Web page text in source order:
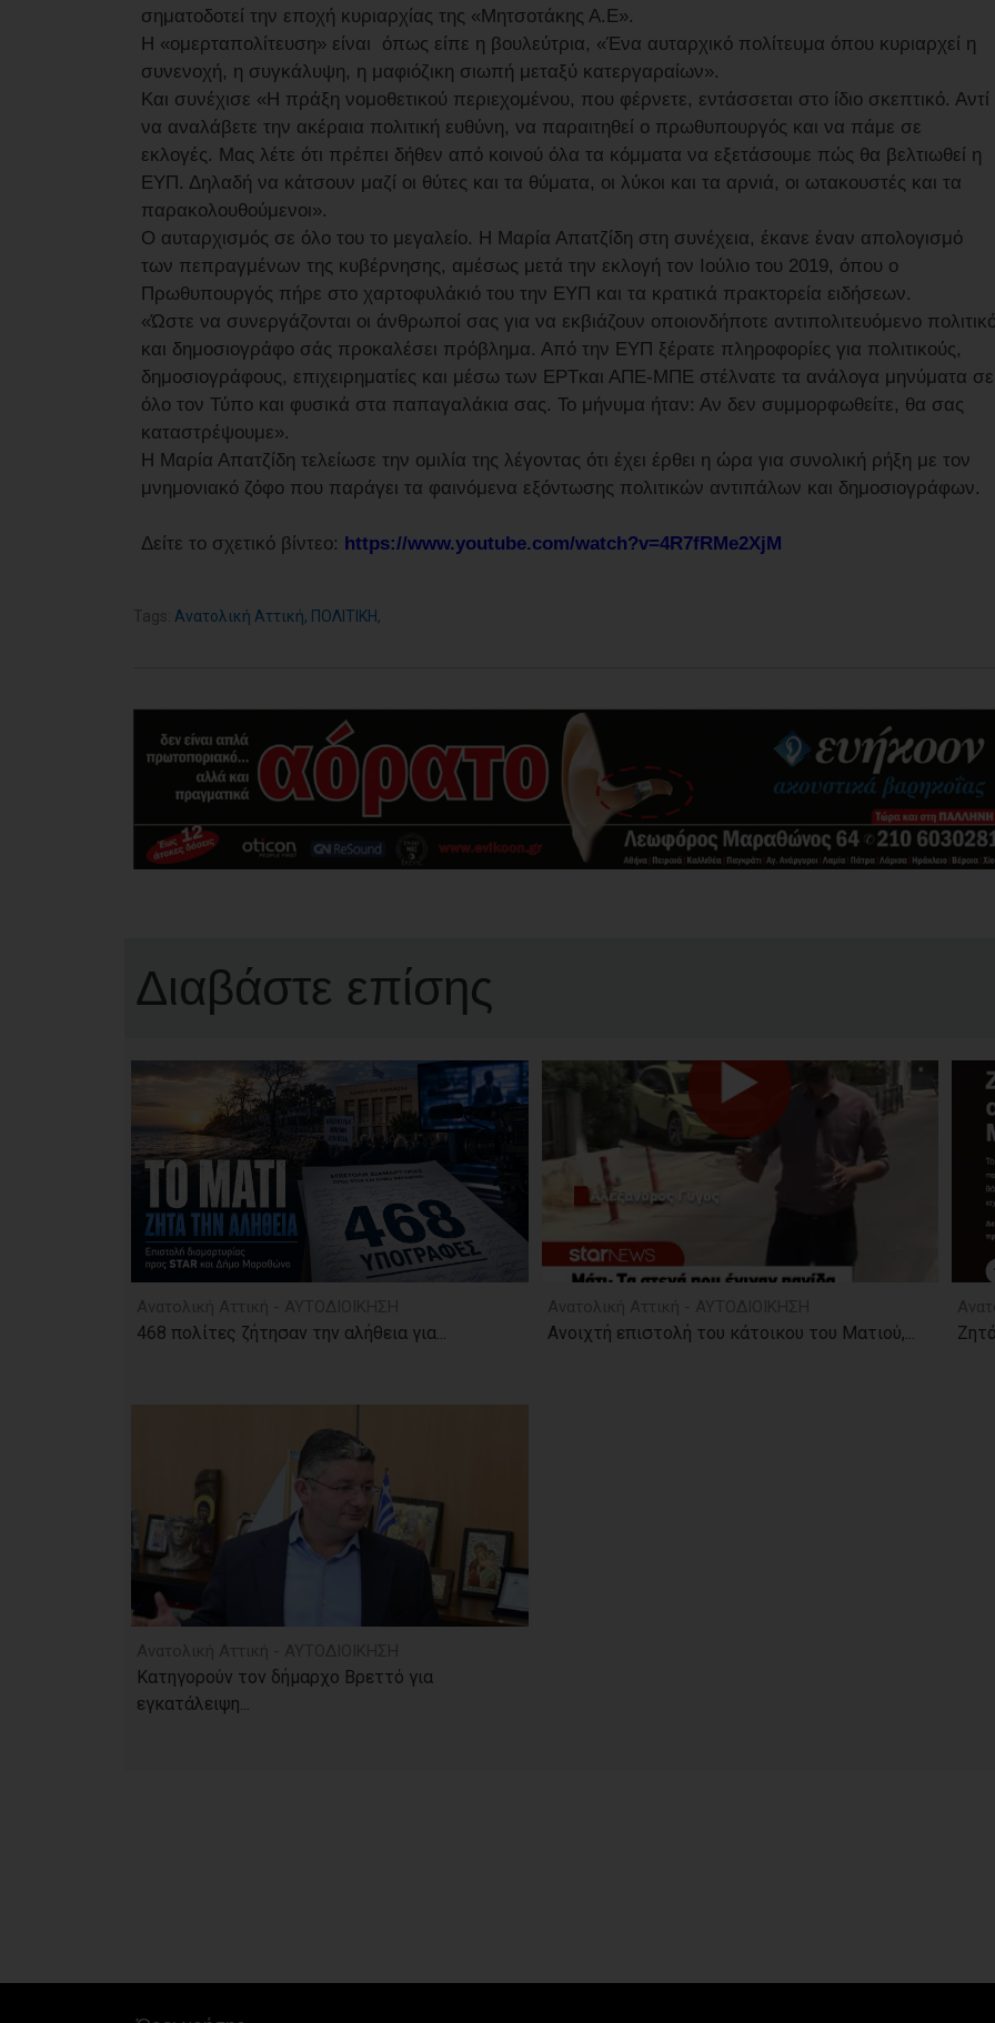
σηματοδοτεί την εποχή κυριαρχίας της «Μητσοτάκης Α.Ε».
Η «ομερταπολίτευση» είναι όπως είπε η βουλεύτρια, «Ένα αυταρχικό πολίτευμα όπου κυριαρχεί η
συνενοχή, η συγκάλυψη, η μαφιόζικη σιωπή μεταξύ κατεργαραίων».
Και συνέχισε «Η πράξη νομοθετικού περιεχομένου, που φέρνετε, εντάσσεται στο ίδιο σκεπτικό. Αντί
να αναλάβετε την ακέραια πολιτική ευθύνη, να παραιτηθεί ο πρωθυπουργός και να πάμε σε
εκλογές. Μας λέτε ότι πρέπει δήθεν από κοινού όλα τα κόμματα να εξετάσουμε πώς θα βελτιωθεί η
ΕΥΠ. Δηλαδή να κάτσουν μαζί οι θύτες και τα θύματα, οι λύκοι και τα αρνιά, οι ωτακουστές και τα
παρακολουθούμενοι».
Ο αυταρχισμός σε όλο του το μεγαλείο. Η Μαρία Απατζίδη στη συνέχεια, έκανε έναν απολογισμό
των πεπραγμένων της κυβέρνησης, αμέσως μετά την εκλογή τον Ιούλιο του 2019, όπου ο
Πρωθυπουργός πήρε στο χαρτοφυλάκιό του την ΕΥΠ και τα κρατικά πρακτορεία ειδήσεων.
«Ώστε να συνεργάζονται οι άνθρωποί σας για να εκβιάζουν οποιονδήποτε αντιπολιτευόμενο
και δημοσιογράφο σάς προκαλέσει πρόβλημα. Από την ΕΥΠ ξέρατε πληροφορίες για πολιτικούς,
δημοσιογράφους, επιχειρηματίες και μέσω των ΕΡΤκαι ΑΠΕ-ΜΠΕ στέλνατε τα ανάλογα μηνύματα σε
όλο τον Τύπο και φυσικά στα παπαγαλάκια σας. Το μήνυμα ήταν: Αν δεν συμμορφωθείτε, θα σας
καταστρέψουμε».
Η Μαρία Απατζίδη τελείωσε την ομιλία της λέγοντας ότι έχει έρθει η ώρα για συνολική ρήξη με τον
μνημονιακό ζόφο που παράγει τα φαινόμενα εξόντωσης πολιτικών αντιπάλων και δημοσιογράφων.
Δείτε το σχετικό βίντεο: https://www.youtube.com/watch?v=4R7fRMe2XjM
Tags: Ανατολική Αττική, ΠΟΛΙΤΙΚΗ,
Διαβάστε επίσης
468 πολίτες ζήτησαν την αλήθεια για... Ανοιχτή επιστολή του κάτοικου του Ματιού,...
Κατηγορούν τον δήμαρχο Βρεττό για
εγκατάλειψη...